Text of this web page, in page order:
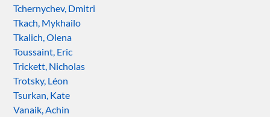
Tchernychev, Dmitri
Tkach, Mykhailo
Tkalich, Olena
Toussaint, Eric
Trickett, Nicholas
Trotsky, Léon
Tsurkan, Kate
Vanaik, Achin